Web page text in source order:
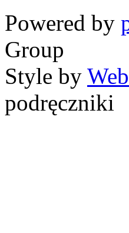
Powered by
Group
Style by
podręczniki